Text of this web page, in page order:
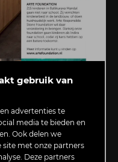
gebruik van
advertenties te
media te bieden en
Ook delen we
site met onze partners
Deze partners